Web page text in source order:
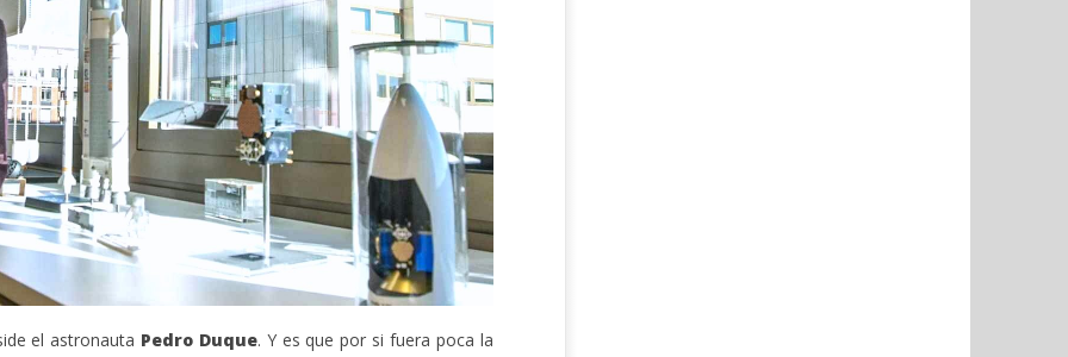
el astronauta Pedro Duque. Y es que por si fuera poca la